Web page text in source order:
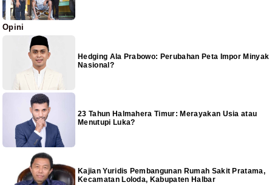
Opini
Hedging Ala Prabowo: Perubahan Peta Impor Minyak
Nasional?
23 Tahun Halmahera Timur: Merayakan Usia atau
Menutupi Luka?
Kajian Yuridis Pembangunan Rumah Sakit Pratama,
Kecamatan Loloda, Kabupaten Halbar